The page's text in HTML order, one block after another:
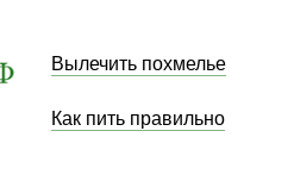
Вылечить похмелье
Как пить правильно